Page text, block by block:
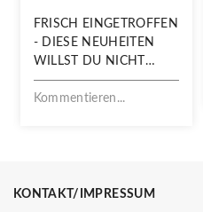
FRISCH EINGETROFFEN
- DIESE NEUHEITEN
WILLST DU NICHT
VERPASSEN!
Kommentieren...
KONTAKT/IMPRESSUM